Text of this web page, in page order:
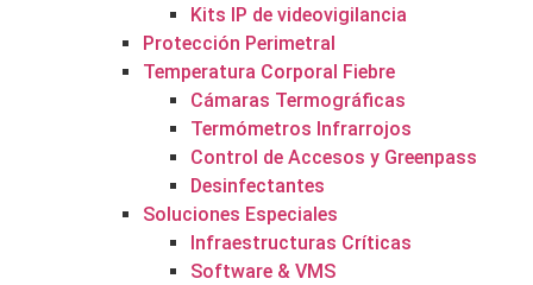
Kits IP de videovigilancia
Protección Perimetral
Temperatura Corporal Fiebre
Cámaras Termográficas
Termómetros Infrarrojos
Control de Accesos y Greenpass
Desinfectantes
Soluciones Especiales
Infraestructuras Críticas
Software & VMS